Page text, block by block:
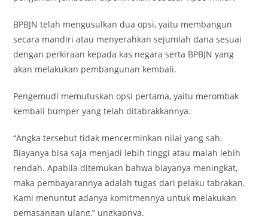
BPBJN telah mengusulkan dua opsi, yaitu membangun
secara mandiri atau menyerahkan sejumlah dana sesuai
dengan perkiraan kepada kas negara serta BPBJN yang
akan melakukan pembangunan kembali.
Pengemudi memutuskan opsi pertama, yaitu merombak
kembali bumper yang telah ditabrakkannya.
“Angka tersebut tidak mencerminkan nilai yang sah.
Biayanya bisa saja menjadi lebih tinggi atau malah lebih
rendah. Apabila ditemukan bahwa biayanya meningkat,
maka pembayarannya adalah tugas dari pelaku tabrakan.
Kami menuntut adanya komitmennya untuk melakukan
pemasangan ulang,” ungkapnya.